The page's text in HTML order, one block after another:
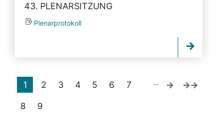
43. PLENARSITZUNG
Plenarprotokoll
1 2 3 4 5 6 7
8 9
…